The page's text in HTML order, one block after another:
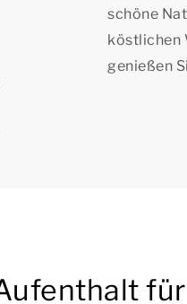
schöne
köstlichen
genießen